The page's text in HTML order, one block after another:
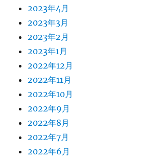
2023年4月
2023年3月
2023年2月
2023年1月
2022年12月
2022年11月
2022年10月
2022年9月
2022年8月
2022年7月
2022年6月